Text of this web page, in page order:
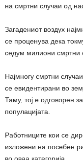
на смртни случаи од
Загадениот воздух
се проценува дека
седум милиони смртни
Најмногу смртни
се евидентирани во
Таму, тој е одговорен
популацијата.
Работниците кои се
изложени на посебен